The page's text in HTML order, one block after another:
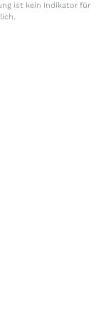
ist kein Indikator für